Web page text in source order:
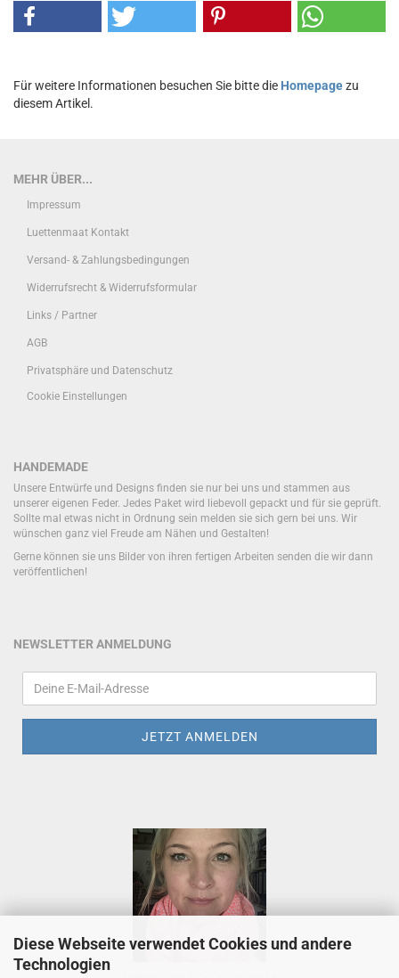
Diese Webseite verwendet Cookies und andere
Technologien
Für weitere Informationen besuchen Sie bitte die Homepagezu
diesem Artikel.
MEHR ÜBER...
Impressum
Luettenmaat Kontakt
Versand- & Zahlungsbedingungen
Widerrufsrecht & Widerrufsformular
Links / Partner
AGB
Privatsphäre und Datenschutz
Cookie Einstellungen
HANDEMADE
Unsere Entwürfe und Designs finden sie nur bei uns und stammen aus
unserer eigenen Feder. Jedes Paket wird liebevoll gepackt und für sie geprüft.
Sollte mal etwas nicht in Ordnung sein melden sie sich gern bei uns. Wir
wünschen ganz viel Freude am Nähen und Gestalten!
Gerne können sie uns Bilder von ihren fertigen Arbeiten senden die wir dann
veröffentlichen!
NEWSLETTER ANMELDUNG